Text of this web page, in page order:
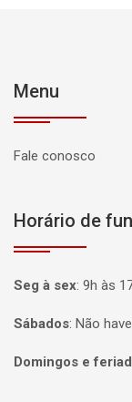
Menu
Fale conosco
Horário de
Seg à sex: 9h às
Sábados: Não
Domingos e